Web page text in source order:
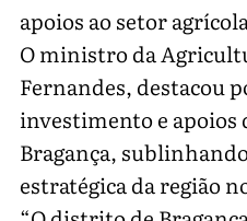
apoios ao setor
O ministro da
Fernandes, destacou
investimento e
Bragança,
estratégica da região